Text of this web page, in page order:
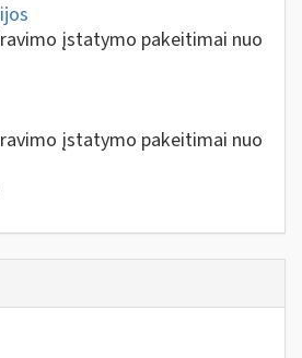
įstatymo pakeitimai nuo
įstatymo pakeitimai nuo